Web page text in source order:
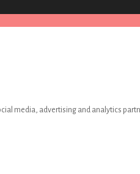
media, advertising and analytics